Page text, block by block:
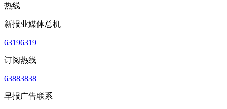
热线
新报业媒体总机
63196319
订阅热线
63883838
早报广告联系